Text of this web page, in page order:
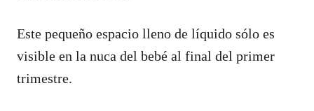
Este pequeño espacio lleno de líquido sólo es
visible en la nuca del bebé al final del primer
trimestre.